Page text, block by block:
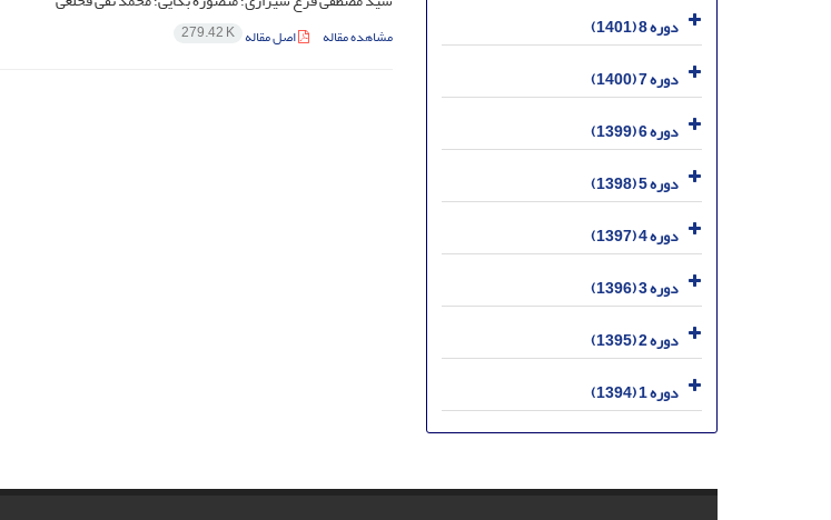
مشاهده مقاله اصل مقاله 279.42 K
دوره 8 (1401)
دوره 7 (1400)
دوره 6 (1399)
دوره 5 (1398)
دوره 4 (1397)
دوره 3 (1396)
دوره 2 (1395)
دوره 1 (1394)